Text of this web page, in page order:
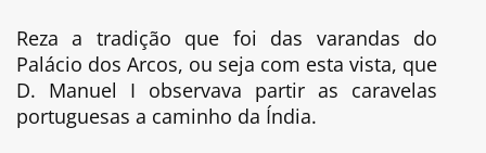
Reza a tradição que foi das varandas do
Palácio dos Arcos, ou seja com esta vista, que
D. Manuel I observava partir as caravelas
portuguesas a caminho da Índia.